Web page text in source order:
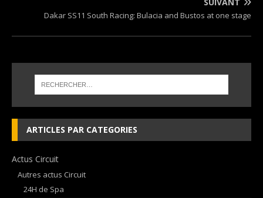
Dakar SS11 South Racing: Bulacia and Bustos at one stage
ARTICLES PAR CATEGORIES
Actus Circuit
Autres actus Circuit
24H de Spa